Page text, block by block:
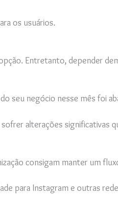
os usuários.
Entretanto, depender
seu negócio nesse mês foi
alterações significativas
consigam manter um
para Instagram e outras